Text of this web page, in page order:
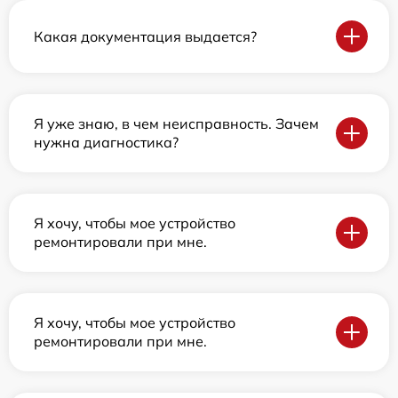
Какая документация выдается?
Я уже знаю, в чем неисправность. Зачем
нужна диагностика?
Я хочу, чтобы мое устройство
ремонтировали при мне.
Я хочу, чтобы мое устройство
ремонтировали при мне.